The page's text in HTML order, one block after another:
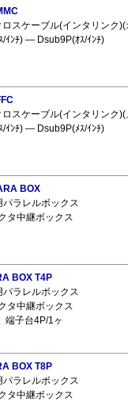
ロスケーブル(インタリンク
/ｲﾝﾁ) ― Dsub9P(ｵｽ/ｲﾝﾁ)
ロスケーブル(インタリンク
/ｲﾝﾁ) ― Dsub9P(ﾒｽ/ｲﾝﾁ)
BOX
パラレルボックス
タ中継ボックス
BOX T4P
パラレルボックス
タ中継ボックス
端子台4P/1ヶ
BOX T8P
パラレルボックス
タ中継ボックス